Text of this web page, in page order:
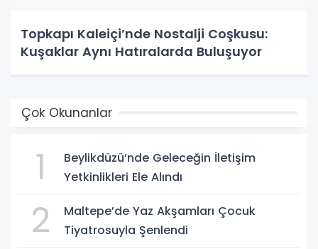
Topkapı Kaleiçi’nde Nostalji Coşkusu:
Kuşaklar Aynı Hatıralarda Buluşuyor
Çok Okunanlar
1
Beylikdüzü’nde Geleceğin İletişim
Yetkinlikleri Ele Alındı
2
Maltepe’de Yaz Akşamları Çocuk
Tiyatrosuyla Şenlendi